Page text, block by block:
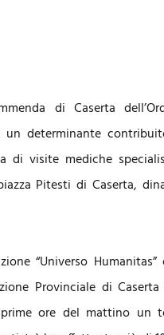
di Caserta
determinante
visite mediche
Pitesti di Caserta,
“Universo
Provinciale di Caserta
ore del mattino un